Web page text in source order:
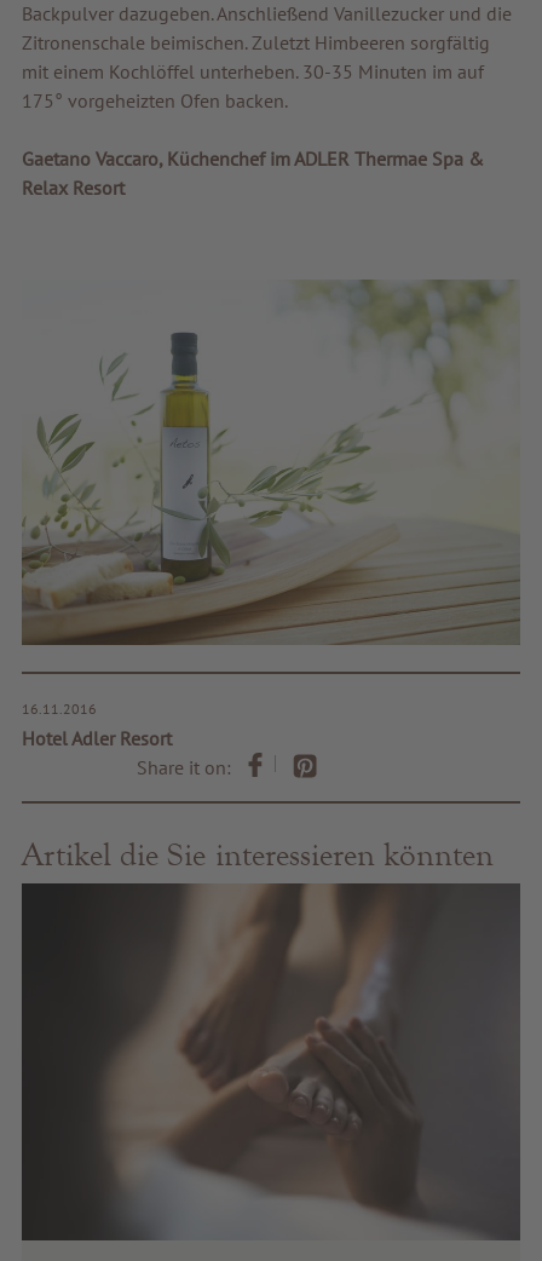
Backpulver dazugeben. Anschließend Vanillezucker und die
Zitronenschale beimischen. Zuletzt Himbeeren sorgfältig
mit einem Kochlöffel unterheben. 30-35 Minuten im auf
175° vorgeheizten Ofen backen.
Gaetano Vaccaro, Küchenchef im ADLER Thermae Spa &
Relax Resort
16.11.2016
Hotel Adler Resort
Share it on:
Artikel die Sie interessieren könnten